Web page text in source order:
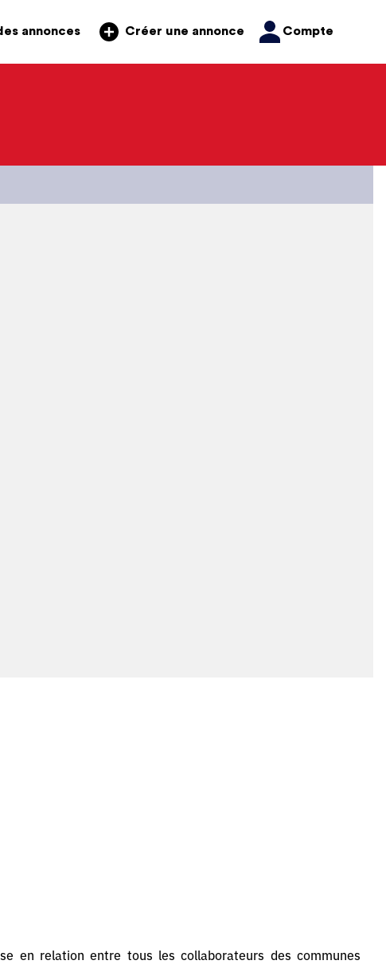
annonces Créer une annonce Compte
en relation entre tous les collaborateurs des communes